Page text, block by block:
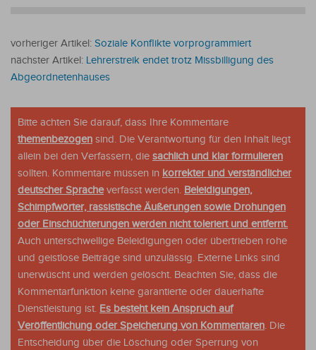
vorheriger Artikel: Soziale Konflikte vorprogrammiert
nächster Artikel: Lehrerstreik endet trotz Missbilligung des
Abgeordnetenhauses
Bitte achten Sie darauf, dass Ihre Kommentare
themenbezogen sind. Die Verantwortung für den Inhalt liegt
allein bei den Verfassern, die sachlich und klar formulieren
sollten. Kommentare müssen in korrekter und verständlicher
deutscher Spracheverfasst werden. Beleidigungen,
Schimpfwörter, rassistische Äußerungen sowie Drohungen
oder Einschüchterungen werden nicht toleriert und entfernt.
Auch unterschwellige Beleidigungen oder übertrieben rohe
und geistlose Beiträge sind unzulässig. Externe Links sind
unerwüscht und werden gelöscht. Beachten Sie, dass die
Kommentarfunktion keine garantierte oder dauerhafte
Dienstleistung ist. Es besteht kein Anspruch auf
Veröffentlichung oder Speicherung von Kommentaren. Die
Entscheidung über die Löschung oder Sperrung von